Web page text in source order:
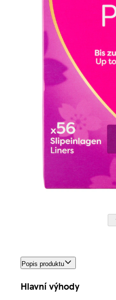
Popis produktu
Hlavní výhody